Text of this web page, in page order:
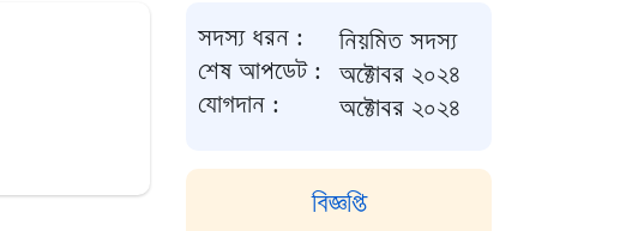
সদস্য ধরন :
নিয়মিত সদস্য
শেষ আপডেট :
অক্টোবর ২০২৪
যোগদান :
অক্টোবর ২০২৪
বিজ্ঞপ্তি